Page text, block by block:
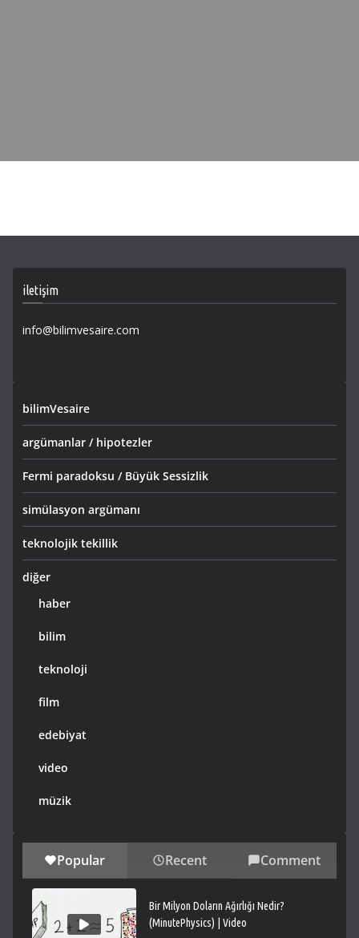
iletişim
info@bilimvesaire.com
bilimVesaire
argümanlar / hipotezler
Fermi paradoksu / Büyük Sessizlik
simülasyon argümanı
teknolojik tekillik
diğer
haber
bilim
teknoloji
film
edebiyat
video
müzik
Popular Recent Comment
Bir Milyon Doların Ağırlığı Nedir?
(MinutePhysics) | Video